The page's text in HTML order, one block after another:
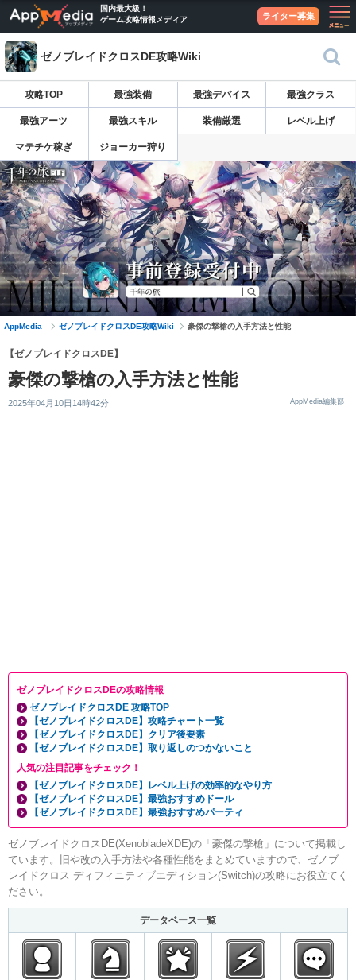
国内最大級！
ゲーム攻略情報メディア
ライター募集
ゼノブレイドクロスDE攻略Wiki
攻略TOP 最強装備 最強デバイス 最強クラス
最強アーツ 最強スキル 装備厳選 レベル上げ
マテチケ稼ぎ ジョーカー狩り
AppMedia ゼノブレイドクロスDE攻略Wiki 豪傑の撃槍の入手方法と性能
【ゼノブレイドクロスDE】
豪傑の撃槍の入手方法と性能
2025年04月10日14時42分 AppMedia編集部
ゼノブレイドクロスDEの攻略情報
ゼノブレイドクロスDE 攻略TOP
【ゼノブレイドクロスDE】攻略チャート一覧
【ゼノブレイドクロスDE】クリア後要素
【ゼノブレイドクロスDE】取り返しのつかないこと
人気の注目記事をチェック！
【ゼノブレイドクロスDE】レベル上げの効率的なやり方
【ゼノブレイドクロスDE】最強おすすめドール
【ゼノブレイドクロスDE】最強おすすめパーティ
ゼノブレイドクロスDE(XenobladeXDE)の「豪傑の撃槍」について掲載し
ています。旧や改の入手方法や各種性能をまとめていますので、ゼノブ
レイドクロス ディフィニティブエディション(Switch)の攻略にお役立てく
ださい。
データベース一覧